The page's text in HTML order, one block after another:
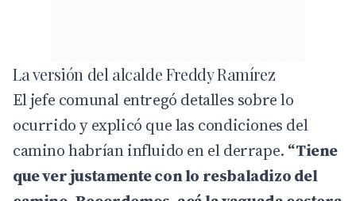
La versión del alcalde Freddy Ramírez
El jefe comunal entregó detalles sobre lo
ocurrido y explicó que las condiciones del
camino habrían influido en el derrape. “Tiene
que ver justamente con lo resbaladizo del